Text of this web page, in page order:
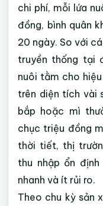
chi phí, mỗi lứa
đồng, bình quân
20 ngày. So với
truyền thống tại
nuôi tằm cho
trên diện tích vài
bắp hoặc mì
chục triệu đồng
thời tiết, thị
thu nhập ổn
nhanh và ít rủi ro.
Theo chu kỳ sản